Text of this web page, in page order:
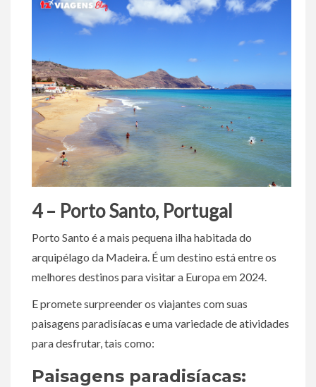
4 – Porto Santo, Portugal
Porto Santo é a mais pequena ilha habitada do
arquipélago da Madeira. É um destino está entre os
melhores destinos para visitar a Europa em 2024.
E promete surpreender os viajantes com suas
paisagens paradisíacas e uma variedade de atividades
para desfrutar, tais como:
Paisagens paradisíacas: